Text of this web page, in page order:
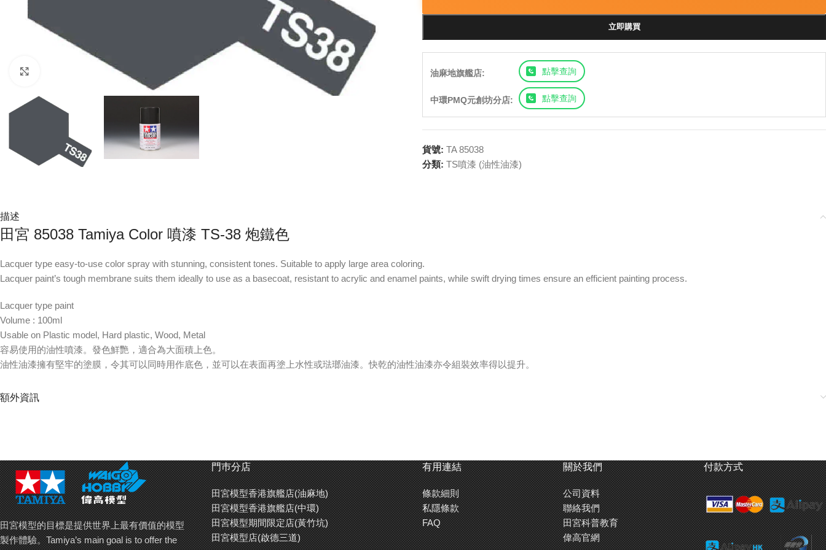
立即購買
油麻地旗艦店: 點擊查詢
中環PMQ元創坊分店: 點擊查詢
貨號: TA 85038
分類: TS噴漆 (油性油漆)
描述
田宮 85038 Tamiya Color 噴漆 TS-38 炮鐵色
Lacquer type easy-to-use color spray with stunning, consistent tones. Suitable to apply large area coloring.
Lacquer paint’s tough membrane suits them ideally to use as a basecoat, resistant to acrylic and enamel paints, while swift drying times ensure an efficient painting process.
Lacquer type paint
Volume : 100ml
Usable on Plastic model, Hard plastic, Wood, Metal
容易使用的油性噴漆。發色鮮艷，適合為大面積上色。
油性油漆擁有堅牢的塗膜，令其可以同時用作底色，並可以在表面再塗上水性或琺瑯油漆。快乾的油性油漆亦令組裝效率得以提升。
油性(硝基)油漆
容量 : 100ml
額外資訊
田宮模型的目標是提供世界上最有價值的模型
製作體驗。Tamiya’s main goal is to offer the
門巿分店
田宮模型香港旗艦店(油麻地)
田宮模型香港旗艦店(中環)
田宮模型期間限定店(黃竹坑)
田宮模型店(啟德三道)
有用連結
條款細則
私隱條款
FAQ
關於我們
公司資料
聯絡我們
田宮科普教育
偉高官網
付款方式